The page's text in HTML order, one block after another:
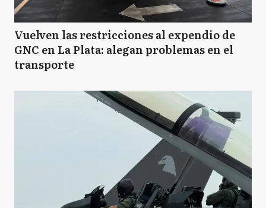
Vuelven las restricciones al expendio de
GNC en La Plata: alegan problemas en el
transporte